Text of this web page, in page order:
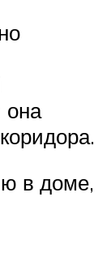
она
в доме,